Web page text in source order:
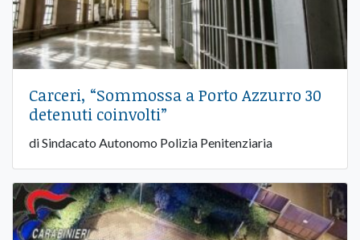
Carceri, “Sommossa a Porto Azzurro 30
detenuti coinvolti”
di Sindacato Autonomo Polizia Penitenziaria